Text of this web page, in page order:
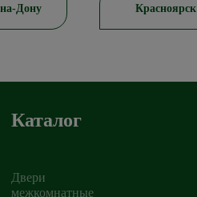
Дону Красноярск
Каталог
Двери
межкомнатные